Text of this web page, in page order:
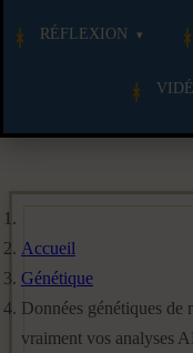
RÉFLEXION
Accueil
Génétique
Données génétiques
vraiment vos analyses